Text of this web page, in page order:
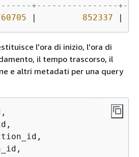
+----------------
| 852337 |
l'ora di inizio, l'ora di
il tempo trascorso, il
e altri metadati per una query